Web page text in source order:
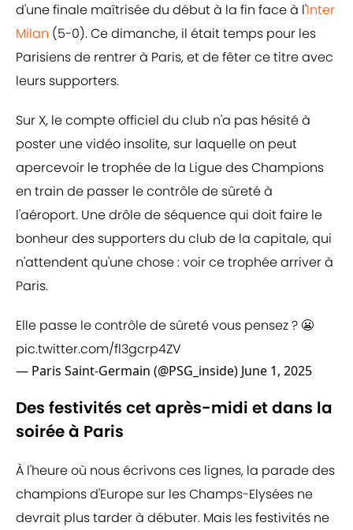
d'une finale maîtrisée du début à la fin face à l'Inter
Milan (5-0). Ce dimanche, il était temps pour les
Parisiens de rentrer à Paris, et de fêter ce titre avec
leurs supporters.
Sur X, le compte officiel du club n'a pas hésité à
poster une vidéo insolite, sur laquelle on peut
apercevoir le trophée de la Ligue des Champions
en train de passer le contrôle de sûreté à
l'aéroport. Une drôle de séquence qui doit faire le
bonheur des supporters du club de la capitale, qui
n'attendent qu'une chose : voir ce trophée arriver à
Paris.
Elle passe le contrôle de sûreté vous pensez ? 😬
pic.twitter.com/fl3gcrp4ZV
— Paris Saint-Germain (@PSG_inside) June 1, 2025
Des festivités cet après-midi et dans la
soirée à Paris
À l'heure où nous écrivons ces lignes, la parade des
champions d'Europe sur les Champs-Elysées ne
devrait plus tarder à débuter. Mais les festivités ne